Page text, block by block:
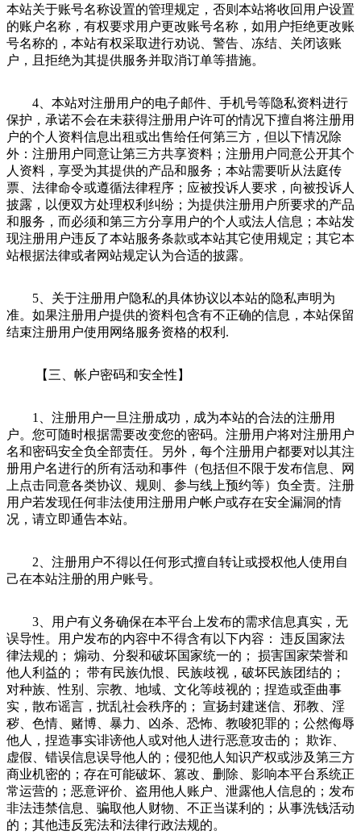
本站关于账号名称设置的管理规定，否则本站将收回用户设置
的账户名称，有权要求用户更改账号名称，如用户拒绝更改账
号名称的，本站有权采取进行劝说、警告、冻结、关闭该账
户，且拒绝为其提供服务并取消订单等措施。
4、本站对注册用户的电子邮件、手机号等隐私资料进行
保护，承诺不会在未获得注册用户许可的情况下擅自将注册用
户的个人资料信息出租或出售给任何第三方，但以下情况除
外：注册用户同意让第三方共享资料；注册用户同意公开其个
人资料，享受为其提供的产品和服务；本站需要听从法庭传
票、法律命令或遵循法律程序；应被投诉人要求，向被投诉人
披露，以便双方处理权利纠纷；为提供注册用户所要求的产品
和服务，而必须和第三方分享用户的个人或法人信息；本站发
现注册用户违反了本站服务条款或本站其它使用规定；其它本
站根据法律或者网站规定认为合适的披露。
5、关于注册用户隐私的具体协议以本站的隐私声明为
准。如果注册用户提供的资料包含有不正确的信息，本站保留
结束注册用户使用网络服务资格的权利.
【三、帐户密码和安全性】
1、 注册用户一旦注册成功，成为本站的合法的注册用
户。您可随时根据需要改变您的密码。注册用户将对注册用户
名和密码安全负全部责任。另外，每个注册用户都要对以其注
册用户名进行的所有活动和事件（包括但不限于发布信息、网
上点击同意各类协议、规则、参与线上预约等）负全责。注册
用户若发现任何非法使用注册用户帐户或存在安全漏洞的情
况，请立即通告本站。
2、 注册用户不得以任何形式擅自转让或授权他人使用自
己在本站注册的用户账号。
3、
用户有义务确保在本平台上发布的需求信息真实，无
误导性。用户发布的内容中不得含有以下内容：
违反国家法
律法规的；
煽动、分裂和破坏国家统一的；
损害国家荣誉和
他人利益的；
带有民族仇恨、民族歧视，破坏民族团结的；
对种族、性别、宗教、地域、文化等歧视的；捏造或歪曲事
实，散布谣言，扰乱社会秩序的；
宣扬封建迷信、邪教、淫
秽、色情、赌博、暴力、凶杀、恐怖、教唆犯罪的；公然侮辱
他人，捏造事实诽谤他人或对他人进行恶意攻击的；
欺诈、
虚假、错误信息误导他人的；侵犯他人知识产权或涉及第三方
商业机密的；存在可能破坏、篡改、删除、影响本平台系统正
常运营的；恶意评价、盗用他人账户、泄露他人信息的；发布
非法违禁信息、骗取他人财物、不正当谋利的；从事洗钱活动
的；其他违反宪法和法律行政法规的。